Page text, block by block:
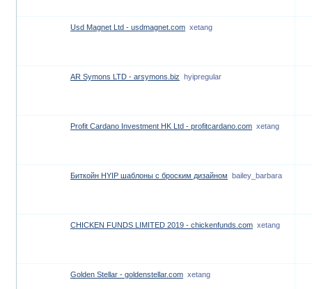
Usd Magnet Ltd - usdmagnet.com xetang
AR Symons LTD - arsymons.biz hyipregular
Profit Cardano Investment HK Ltd - profitcardano.com xetang
Биткойн HYIP шаблоны с броским дизайном bailey_barbara
CHICKEN FUNDS LIMITED 2019 - chickenfunds.com xetang
Golden Stellar - goldenstellar.com xetang